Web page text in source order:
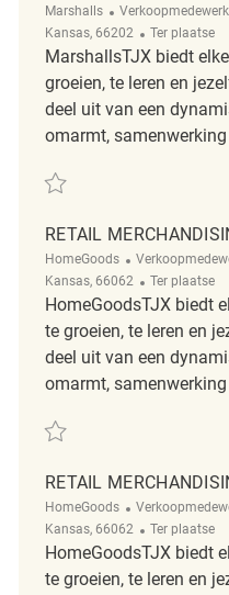
Marshalls Categorie
Kansas, 66202
Afgelegen
Ter plaatse
MarshallsTJX biedt
groeien, te leren en
deel uit van een
omarmt,
Redden Merchandising
RETAIL
HomeGoods Categorie
Kansas, 66062
Afgelegen
Ter plaatse
HomeGoodsTJX biedt
te groeien, te leren en
deel uit van een
omarmt,
Redden Retail
RETAIL
HomeGoods Categorie
Kansas, 66062
Afgelegen
Ter plaatse
HomeGoodsTJX biedt
te groeien, te leren en